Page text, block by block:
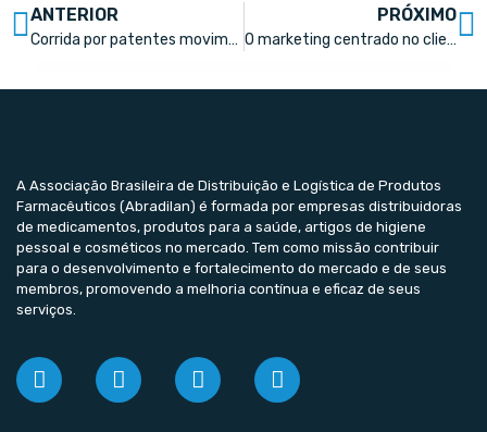
ANTERIOR
Corrida por patentes movimenta a indústria farmacêutica
PRÓXIMO
O marketing centrado no cliente
A Associação Brasileira de Distribuição e Logística de Produtos
Farmacêuticos (Abradilan) é formada por empresas distribuidoras
de medicamentos, produtos para a saúde, artigos de higiene
pessoal e cosméticos no mercado. Tem como missão contribuir
para o desenvolvimento e fortalecimento do mercado e de seus
membros, promovendo a melhoria contínua e eficaz de seus
serviços.